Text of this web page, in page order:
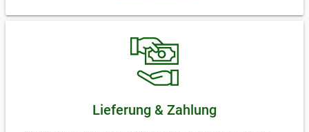
Die Kälber bleiben bis zum achten Lebensmonat bei ihren
auf der Weide. Im Winter stehen die Tiere vor Kälte und Frost
geschützt in einem offenen Laufstall mit ausreichender
Bewegungsfreiheit. Dadurch, dass wir auf das Anbinden unserer
Tiere verzichten, können sie diesen Platz intensiv nutzen. Dies
schließt das Halten auf Betonflächen kategorisch aus.
Bei der Fleischqualität spielt das Alter eines Rindes kaum eine
Lieferung & Zahlung